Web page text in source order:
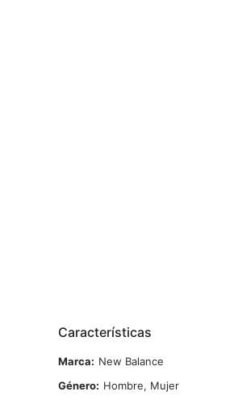
Características
Marca
New Balance
Género
Hombre, Mujer